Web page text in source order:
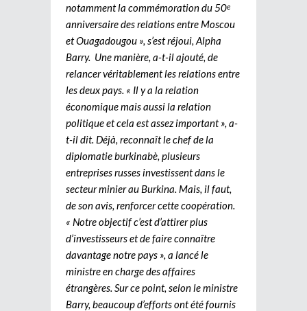
notamment la commémoration du 50e
anniversaire des relations entre Moscou
et Ouagadougou », s’est réjoui, Alpha
Barry. Une manière, a-t-il ajouté, de
relancer véritablement les relations entre
les deux pays. « Il y a la relation
économique mais aussi la relation
politique et cela est assez important », a-
t-il dit. Déjà, reconnaît le chef de la
diplomatie burkinabè, plusieurs
entreprises russes investissent dans le
secteur minier au Burkina. Mais, il faut,
de son avis, renforcer cette coopération.
« Notre objectif c’est d’attirer plus
d’investisseurs et de faire connaître
davantage notre pays », a lancé le
ministre en charge des affaires
étrangères. Sur ce point, selon le ministre
Barry, beaucoup d’efforts ont été fournis